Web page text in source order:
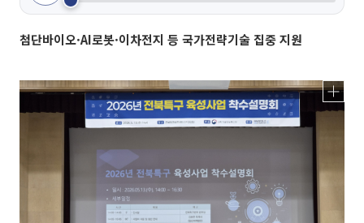
첨단바이오·AI로봇·이차전지 등 국가전략기술 집중 지원